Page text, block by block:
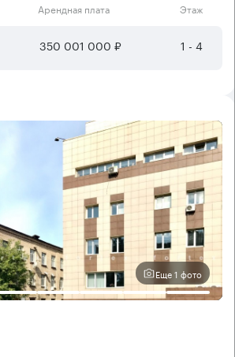
Арендная плата Этаж
350 001 000 ₽ 1 - 4
Еще 1 фото